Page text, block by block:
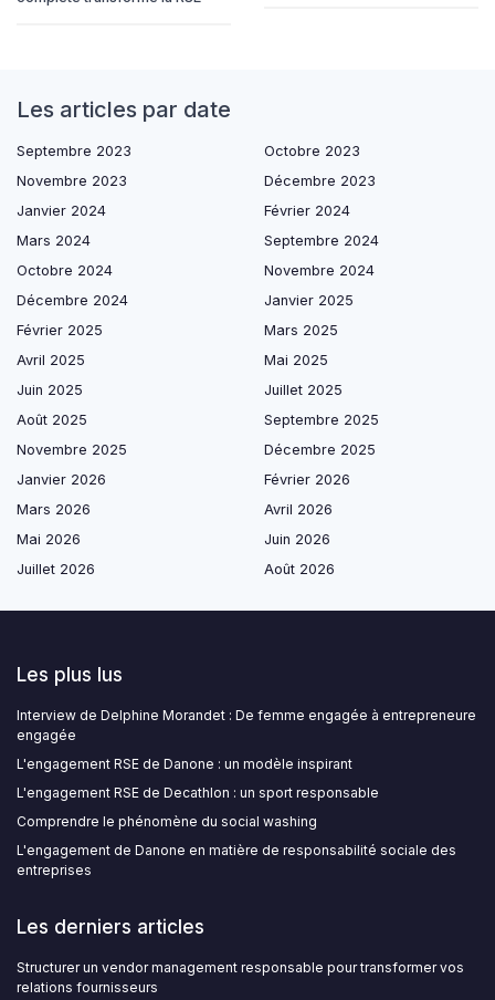
Les articles par date
Septembre 2023
Octobre 2023
Novembre 2023
Décembre 2023
Janvier 2024
Février 2024
Mars 2024
Septembre 2024
Octobre 2024
Novembre 2024
Décembre 2024
Janvier 2025
Février 2025
Mars 2025
Avril 2025
Mai 2025
Juin 2025
Juillet 2025
Août 2025
Septembre 2025
Novembre 2025
Décembre 2025
Janvier 2026
Février 2026
Mars 2026
Avril 2026
Mai 2026
Juin 2026
Juillet 2026
Août 2026
Les plus lus
Interview de Delphine Morandet : De femme engagée à entrepreneure
engagée
L'engagement RSE de Danone : un modèle inspirant
L'engagement RSE de Decathlon : un sport responsable
Comprendre le phénomène du social washing
L'engagement de Danone en matière de responsabilité sociale des
entreprises
Les derniers articles
Structurer un vendor management responsable pour transformer vos
relations fournisseurs